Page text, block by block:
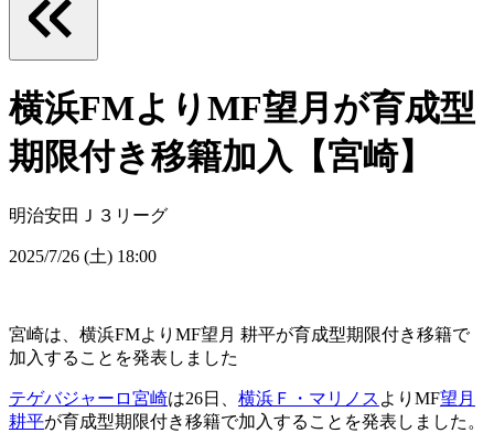
横浜FMよりMF望月が育成型
期限付き移籍加入【宮崎】
明治安田Ｊ３リーグ
2025/7/26 (土) 18:00
宮崎は、横浜FMよりMF望月 耕平が育成型期限付き移籍で
加入することを発表しました
テゲバジャーロ宮崎は26日、 横浜Ｆ・マリノス よりMF望月
耕平が育成型期限付き移籍で加入することを発表しました。